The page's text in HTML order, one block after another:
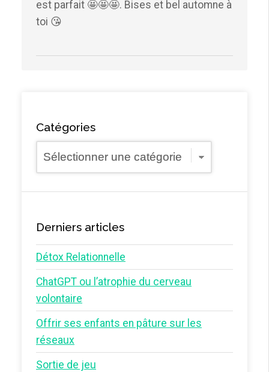
est parfait 🤩🤩🤩. Bises et bel automne à
toi 😘
Catégories
Derniers articles
Détox Relationnelle
ChatGPT ou l’atrophie du cerveau
volontaire
Offrir ses enfants en pâture sur les
réseaux
Sortie de jeu